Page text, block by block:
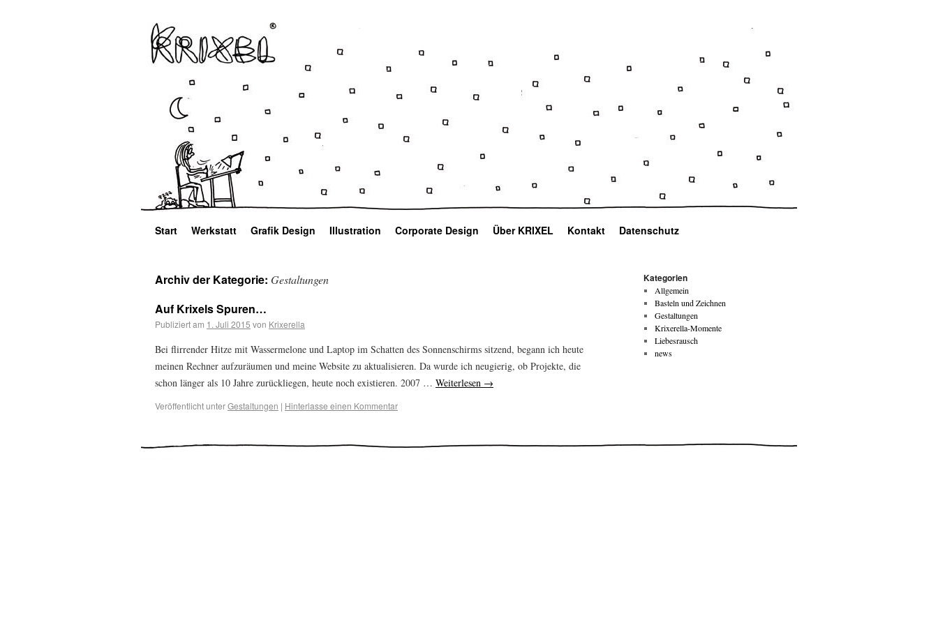
Start Werkstatt Grafik Design Illustration Corporate Design Über KRIXEL Kontakt Datenschutz
Archiv der Kategorie: Gestaltungen
Auf Krixels Spuren…
Publiziert am 1. Juli 2015 von Krixerella
Bei flirrender Hitze mit Wassermelone und Laptop im Schatten des Sonnenschirms sitzend, begann ich heute
meinen Rechner aufzuräumen und meine Website zu aktualisieren. Da wurde ich neugierig, ob Projekte, die
schon länger als 10 Jahre zurückliegen, heute noch existieren. 2007 … Weiterlesen →
Veröffentlicht unterGestaltungen | Hinterlasse einen Kommentar
Kategorien
Allgemein
Basteln und Zeichnen
Gestaltungen
Krixerella-Momente
Liebesrausch
news